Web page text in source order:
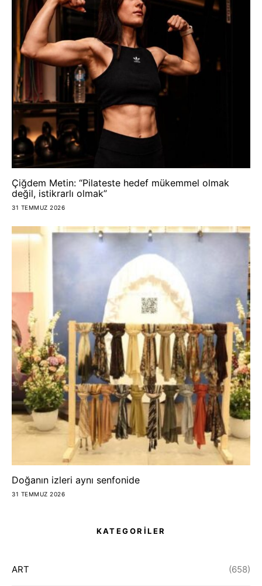
Çiğdem Metin: “Pilateste hedef mükemmel olmak
değil, istikrarlı olmak”
31 TEMMUZ 2026
Doğanın izleri aynı senfonide
31 TEMMUZ 2026
KATEGORİLER
ART (658)